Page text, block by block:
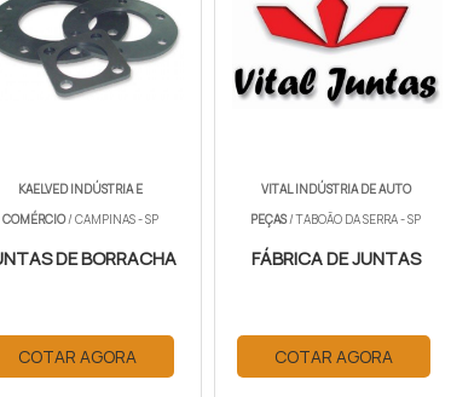
KAELVED INDÚSTRIA E
COMÉRCIO/ CAMPINAS - SP
DE BORRACHA
COTAR AGORA
VITAL INDÚSTRIA DE AUTO
PEÇAS/ TABOÃO DA SERRA - SP
FÁBRICA DE JUNTAS
COTAR AGORA